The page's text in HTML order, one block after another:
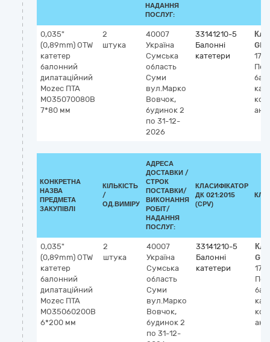
НАДАННЯ
ПОСЛУГ:
0,035"
(0,89mm) OTW
катетер
балонний
дилатаційний
Mozec ПТА
MO35070080B
7*80 мм
2
штука
40007
Україна
Сумська
область
Суми
вул.Марко
Вовчок,
будинок 2
по 31-12-
2026
33141210-5
Балонні
катетери
КОНКРЕТНА
НАЗВА
ПРЕДМЕТА
ЗАКУПІВЛІ
КІЛЬКІСТЬ
/
ОД.ВИМІРУ
АДРЕСА
ДОСТАВКИ /
СТРОК
ПОСТАВКИ/
ВИКОНАННЯ
РОБІТ/
НАДАННЯ
ПОСЛУГ:
КЛАСИФІКАТОР
ДК 021:2015
(CPV)
0,035"
(0,89mm) OTW
катетер
балонний
дилатаційний
Mozec ПТА
MO35060200B
6*200 мм
2
штука
40007
Україна
Сумська
область
Суми
вул.Марко
Вовчок,
будинок 2
по 31-12-
33141210-5
Балонні
катетери